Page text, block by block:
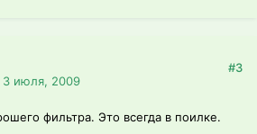
3 июля, 2009
#3
фильтра. Это всегда в поилке.